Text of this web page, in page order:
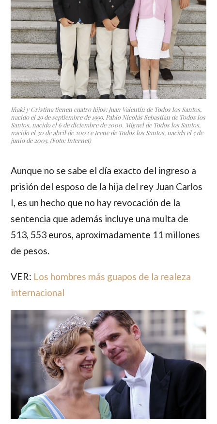
Iñaki y Cristina tienen cuatro hijos: Juan Valentín de Todos los Santos,
nacido el 29 de septiembre de 1999. Pablo Nicolás Sebastián de Todos los
Santos, nacido el 6 de diciembre de 2000. Miguel de Todos los Santos,
nacido el 30 de abril de 2002 e Irene de Todos los Santos, nacida el 5 de
junio de 2005. (Foto: Internet)
Aunque no se sabe el día exacto del ingreso a
prisión del esposo de la hija del rey Juan Carlos
I, es un hecho que no hay revocación de la
sentencia que además incluye una multa de
513, 553 euros, aproximadamente 11 millones
de pesos.
VER: Los hombres más guapos de la realeza
internacional